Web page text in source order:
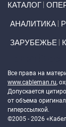
КАТАЛОГ
АНАЛИТИКА
ЗАРУБЕЖЬЕ
Все права на
www.cableman.ru,
Допускается
от объема
гиперссылкой.
©2005 - 2026